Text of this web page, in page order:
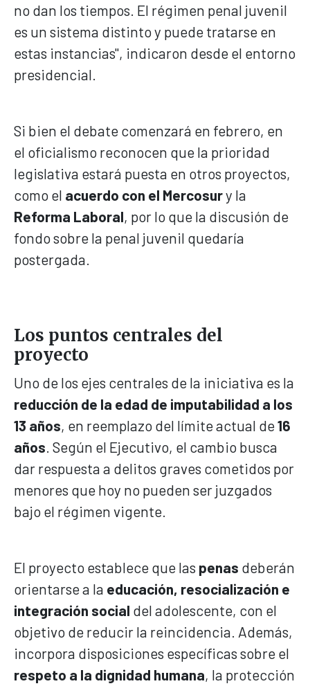
no dan los tiempos. El régimen penal juvenil
es un sistema distinto y puede tratarse en
estas instancias", indicaron desde el entorno
presidencial.
Si bien el debate comenzará en febrero, en
el oficialismo reconocen que la prioridad
legislativa estará puesta en otros proyectos,
como el acuerdo con el Mercosury la
Reforma Laboral, por lo que la discusión de
fondo sobre la penal juvenil quedaría
postergada.
Los puntos centrales del
proyecto
Uno de los ejes centrales de la iniciativa es la
reducción de la edad de imputabilidad a los
13 años, en reemplazo del límite actual de16
años . Según el Ejecutivo, el cambio busca
dar respuesta a delitos graves cometidos por
menores que hoy no pueden ser juzgados
bajo el régimen vigente.
El proyecto establece que las penas deberán
orientarse a la educación, resocialización e
integración social del adolescente, con el
objetivo de reducir la reincidencia. Además,
incorpora disposiciones específicas sobre el
respeto a la dignidad humana, la protección